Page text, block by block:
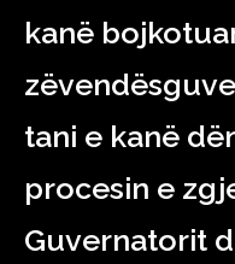
kanë
tani e kanë
procesin e
Guvernatorit